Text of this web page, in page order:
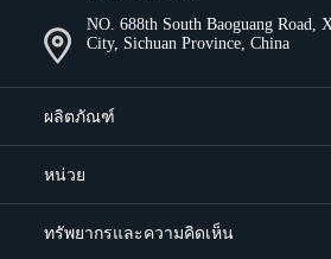
NO. 688th South Baoguang Road,
City, Sichuan Province, China
ผลิตภัณฑ์
หน่วย
ทรัพยากรและความคิดเห็น